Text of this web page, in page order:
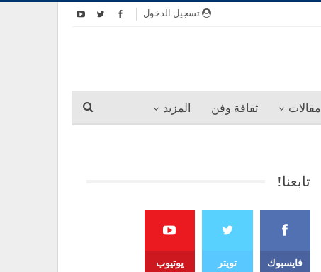
تسجيل الدخول
مقالات ثقافة وفن المزيد
تابعنا!
فايسبوك تويتر يوتيوب